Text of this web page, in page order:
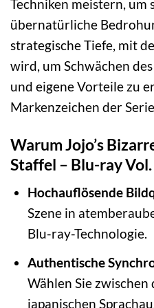
Techniken meistern, um
übernatürliche
strategische Tiefe, mit
wird, um Schwächen
und eigene Vorteile zu
Markenzeichen der
Warum Jojo’s
Staffel – Blu-ray
Hochauflösende
Szene in
Blu-ray-Technologie.
Authentische
Wählen Sie
japanischen